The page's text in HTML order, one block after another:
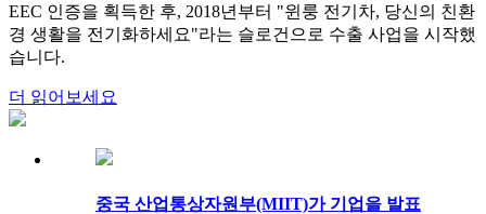
EEC 인증을 획득한 후, 2018년부터 "윈룽 전기차, 당신의 친환
경 생활을 전기화하세요"라는 슬로건으로 수출 사업을 시작했
습니다.
더 읽어보세요
중국 산업통상자원부(MIIT)가 기업을 발표